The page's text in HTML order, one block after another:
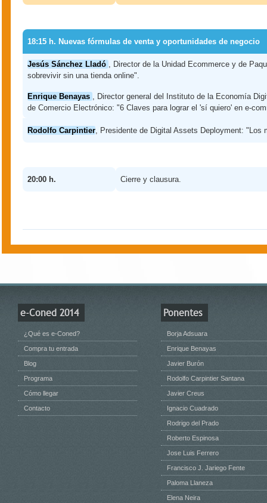
18:15 h. Nuevas fórmulas de venta y oportunidades de negocio
Jesús Sánchez Lladó , Director de la Unidad Ecommerce y de
sobrevivir sin una tienda online".
Enrique Benayas , Director general del Instituto de la Economía
de Comercio Electrónico: "6 Claves para lograr el 'sí quiero' en e-
Rodolfo Carpintier, Presidente de Digital Assets Deployment: "Los
20:00 h. Cierre y clausura.
e-Coned 2014
¿Qué es e-Coned?
Compra tu entrada
Blog
Programa
Cómo llegar
Contacto
Ponentes
Borja Adsuara
Enrique Benayas
Javier Burón
Rodolfo Carpintier Santana
Javier Creus
Ignacio Cuadrado
Rodrigo del Prado
Roberto Espinosa
Jose Luis Ferrero
Francisco J. Jariego Fente
Paloma Llaneza
Elena Neira